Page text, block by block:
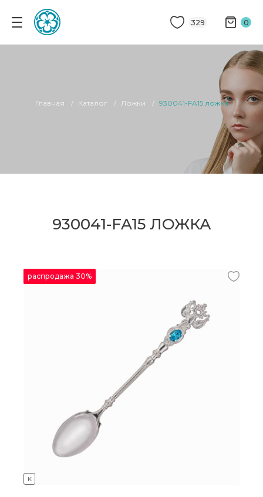
329 0
Главная Каталог Ложки 930041-FA15 ложка
930041-FA15 ЛОЖКА
распродажа 30%
K